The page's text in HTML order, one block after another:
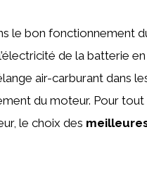
le bon fonctionnement
de la batterie
air-carburant dans
du moteur. Pour
le choix des